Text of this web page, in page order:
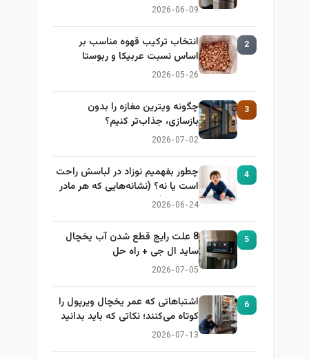
2026-06-09
2
انتخاب ترکیب قهوه مناسب بر
اساس نسبت عربیکا و ربوستا
2026-05-26
3
چگونه ویترین مغازه را بدون
بازسازی، جذاب‌تر کنیم؟
2026-07-02
4
چطور بفهمیم نوزاد در لباسش راحت
است یا نه؟ (نشانه‌هایی که هر مادر
باید بداند)
2026-06-24
5
8 علت رایج قطع شدن آب یخچال
ساید ال جی + راه حل
2026-07-05
6
اشتباهاتی که عمر یخچال ویرپول را
کوتاه می‌کنند؛ نکاتی که باید بدانید
2026-07-13